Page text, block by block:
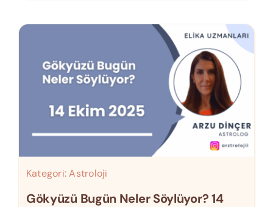
Kategori:Astroloji
Gökyüzü Bugün Neler Söylüyor? 14